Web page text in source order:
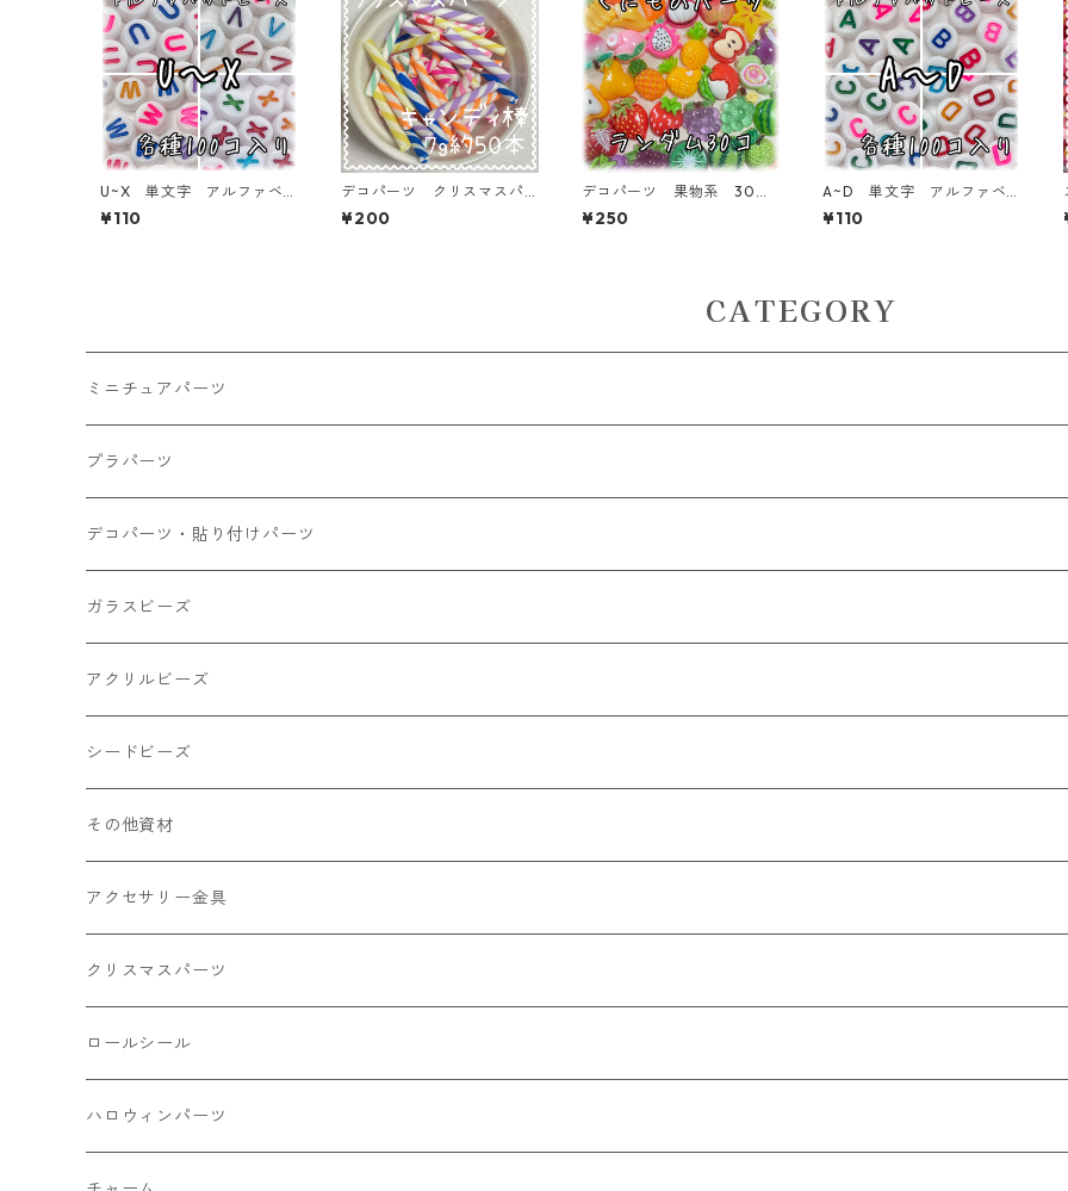
U~X 単文字 アルファベ
ットビーズ 100個入り【A
B‐EA】
¥110
デコパーツ クリスマスパ
ーツ キャンディ棒 7ｇ約
50本入り 貼り付けパーツ
¥200
デコパーツ 果物系 30個
入り 貼り付けパーツ【DP-
FU-MIX-30ｆ】
¥250
A~D 単文字 アルファベ
ットビーズ 100個入り【A
B‐EA】
¥110
CATEGORY
ミニチュアパーツ
大きいパーツ グラス系
小さいパーツ グラス系
小物
カップ
プラパーツ
ナスカン カニカン
リング イヤリング パーツ
チェーンパーツ
プラチャーム
デコパーツ・貼り付けパーツ
食べ物系
キャンディ
ドーナツ
パン
ゼリー
アニマル系
うさぎ
くま
スライス棒
フレーク カット済
シール付き
フルーツ系 野菜果物
お花
ミニパーツ ネイル
雑貨系
ガラスビーズ
ミレフィオリ
ランプワーク
キャッツアイ
アクリルビーズ
丸玉6㎜ ラウンド
丸玉8㎜ ラウンド
カボチャ
クラック
ソロバン型
アルファベット
単文字
シードビーズ
ミックス
2㎜
不透明
3㎜
不透明タイプ
ミックスタイプ
4㎜
その他資材
アクセサリー金具
カラー丸カン
10㎜
ボールチップ
ピアスパーツ
クリスマスパーツ
プラチャーム
デコパーツ 貼り付けパーツ
ロールシール
サンキュー
ハロウィンパーツ